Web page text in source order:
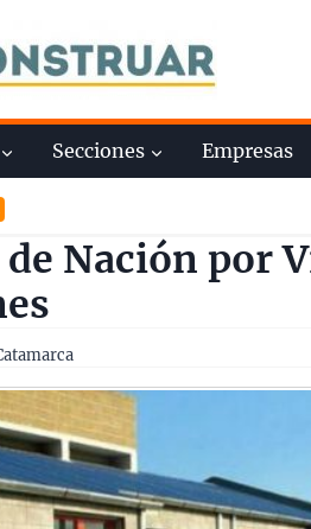
Secciones Empresas
de Nación por